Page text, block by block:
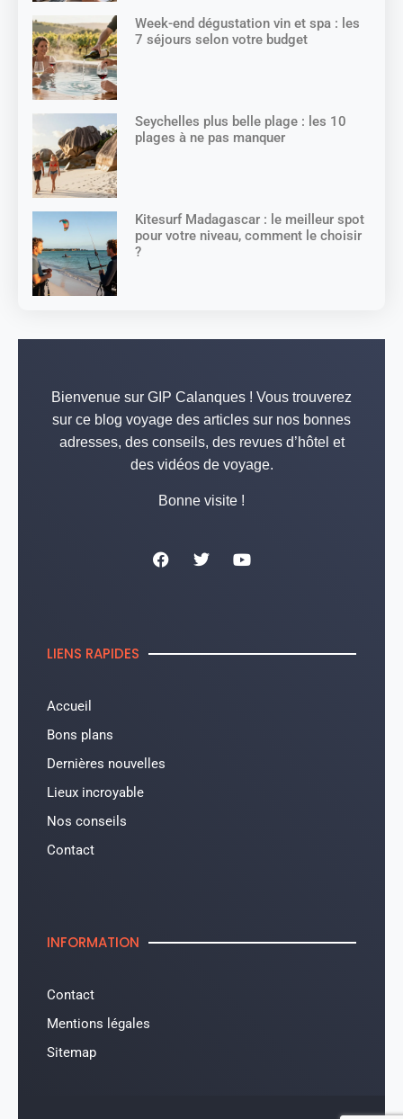
Week-end dégustation vin et spa : les
7 séjours selon votre budget
Seychelles plus belle plage : les 10
plages à ne pas manquer
Kitesurf Madagascar : le meilleur spot
pour votre niveau, comment le choisir
?
Bienvenue sur GIP Calanques ! Vous trouverez
sur ce blog voyage des articles sur nos bonnes
adresses, des conseils, des revues d’hôtel et
des vidéos de voyage.
Bonne visite !
LIENS RAPIDES
Accueil
Bons plans
Dernières nouvelles
Lieux incroyable
Nos conseils
Contact
INFORMATION
Contact
Mentions légales
Sitemap